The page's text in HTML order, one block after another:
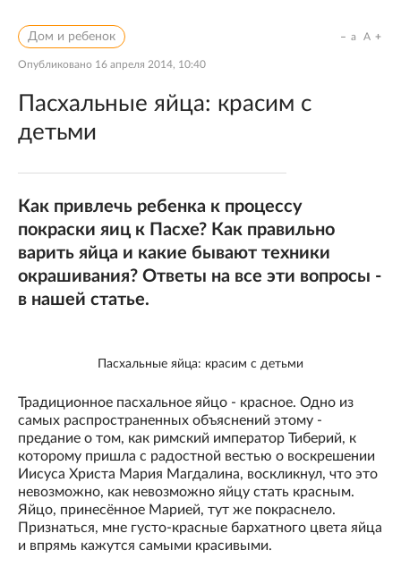
Дом и ребенок
Опубликовано 16 апреля 2014, 10:40
a A
Пасхальные яйца: красим с
детьми
Как привлечь ребенка к процессу
покраски яиц к Пасхе? Как правильно
варить яйца и какие бывают техники
окрашивания? Ответы на все эти вопросы -
в нашей статье.
Пасхальные яйца: красим с детьми
Традиционное пасхальное яйцо - красное. Одно из
самых распространенных объяснений этому -
предание о том, как римский император Тиберий, к
которому пришла с радостной вестью о воскрешении
Иисуса Христа Мария Магдалина, воскликнул, что это
невозможно, как невозможно яйцу стать красным.
Яйцо, принесённое Марией, тут же покраснело.
Признаться, мне густо-красные бархатного цвета яйца
и впрямь кажутся самыми красивыми.